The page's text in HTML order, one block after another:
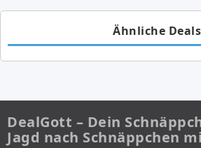
Ähnliche Deals
DealGott – Dein
Jagd nach Schnäppchen